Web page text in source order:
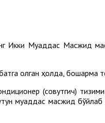
Икки Муқаддас Масжид
олган ҳолда, бошқарма
(совутгич)
муқаддас масжид